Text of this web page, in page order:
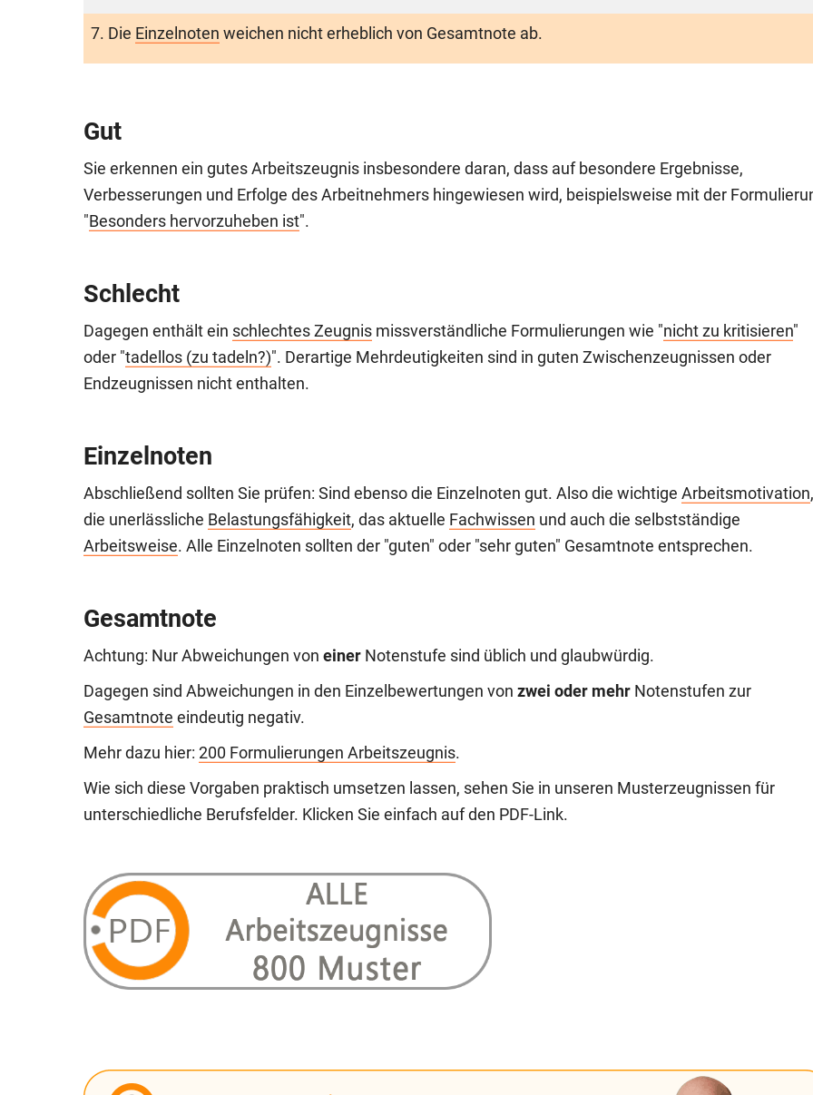
7. Die Einzelnoten weichen nicht erheblich von Gesamtnote ab.
Gut
Sie erkennen ein gutes Arbeitszeugnis insbesondere daran, dass auf besondere Ergebnisse,
Verbesserungen und Erfolge des Arbeitnehmers hingewiesen wird, beispielsweise mit der
" Besonders hervorzuheben ist".
Schlecht
Dagegen enthält ein schlechtes Zeugnis missverständliche Formulierungen wie "nicht zu kritisieren"
oder "tadellos (zu tadeln?)". Derartige Mehrdeutigkeiten sind in guten Zwischenzeugnissen oder
Endzeugnissen nicht enthalten.
Einzelnoten
Abschließend sollten Sie prüfen: Sind ebenso die Einzelnoten gut. Also die wichtige Arbeitsmotivation,
die unerlässliche Belastungsfähigkeit, das aktuelle Fachwissen und auch die selbstständige
Arbeitsweise. Alle Einzelnoten sollten der "guten" oder "sehr guten" Gesamtnote entsprechen.
Gesamtnote
Achtung: Nur Abweichungen von einer Notenstufe sind üblich und glaubwürdig.
Dagegen sind Abweichungen in den Einzelbewertungen von zwei oder mehr Notenstufen zur
Gesamtnote eindeutig negativ.
Mehr dazu hier: 200 Formulierungen Arbeitszeugnis.
Wie sich diese Vorgaben praktisch umsetzen lassen, sehen Sie in unseren Musterzeugnissen für
unterschiedliche Berufsfelder. Klicken Sie einfach auf den PDF-Link.